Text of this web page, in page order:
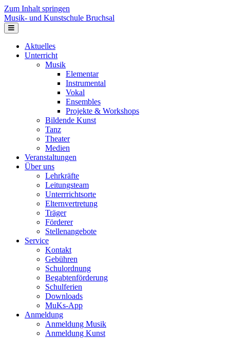
Zum Inhalt springen
Musik- und Kunstschule Bruchsal
Navigation
Aktuelles
Unterricht
Musik
Elementar
Instrumental
Vokal
Ensembles
Projekte & Workshops
Bildende Kunst
Tanz
Theater
Medien
Veranstaltungen
Über uns
Lehrkräfte
Leitungsteam
Unterrrichtsorte
Elternvertretung
Träger
Förderer
Stellenangebote
Service
Kontakt
Gebühren
Schulordnung
Begabtenförderung
Schulferien
Downloads
MuKs-App
Anmeldung
Anmeldung Musik
Anmeldung Kunst